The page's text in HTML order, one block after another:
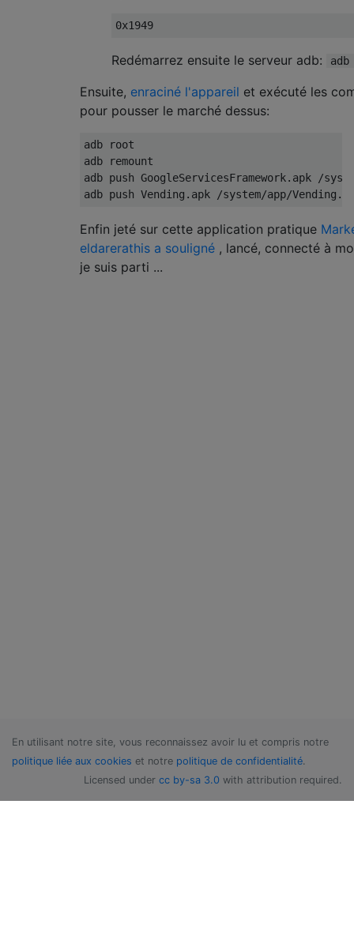
Redémarrez ensuite le serveur adb:
Ensuite, enraciné l'appareil et exécuté les
pour pousser le marché dessus:
adb root
adb remount
adb push GoogleServicesFramework.apk /
Enfin jeté sur cette application pratique
eldarerathis a souligné , lancé, connecté à
je suis parti ...
En utilisant notre site, vous reconnaissez avoir lu et compris notre
politique liée aux cookies et notre politique de confidentialité.
Licensed under cc by-sa 3.0 with attribution required.